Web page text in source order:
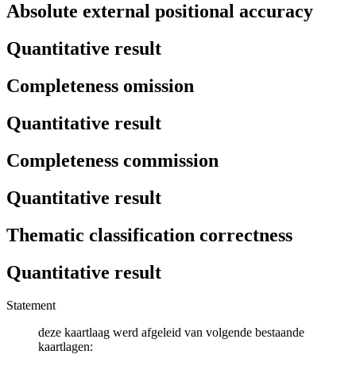
Absolute external positional accuracy
Quantitative result
Completeness omission
Quantitative result
Completeness commission
Quantitative result
Thematic classification correctness
Quantitative result
Statement
deze kaartlaag werd afgeleid van volgende bestaande
kaartlagen: